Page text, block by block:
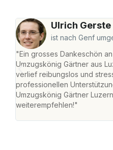
Ulrich Gerste
ist nach Genf
"Ein grosses Dankeschön
Umzugskönig Gärtner aus
verlief reibungslos und
professionellen
Umzugskönig Gärtner
weiterempfehlen!"